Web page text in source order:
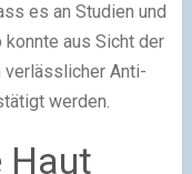
es an Studien und
konnte aus Sicht der
verlässlicher Anti-
werden.
Haut